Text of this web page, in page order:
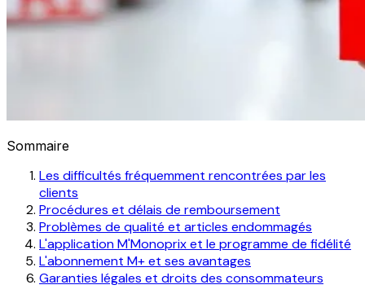
Sommaire
Les difficultés fréquemment rencontrées par les
clients
Procédures et délais de remboursement
Problèmes de qualité et articles endommagés
L'application M'Monoprix et le programme de fidélité
L'abonnement M+ et ses avantages
Garanties légales et droits des consommateurs